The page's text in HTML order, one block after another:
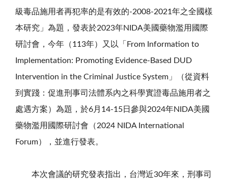
級毒品施用者再犯率的是有效的-2008-2021 年之全國樣
本研究」為題，發表於2023年NIDA美國藥物濫用國際
研討會，今年（113年）又以「 From Information to
Implementation: Promoting Evidence-Based DUD
Intervention in the Criminal Justice System 」（從資料
到實踐：促進刑事司法體系內之科學實證毒品施用者之
處遇方案）為題，於6月 14-15日參與2024年NIDA美國
藥物濫用國際研討會（2024 NIDA International
Forum），並進行發表。
本次會議的研究發表指出，台灣近30年來，刑事司